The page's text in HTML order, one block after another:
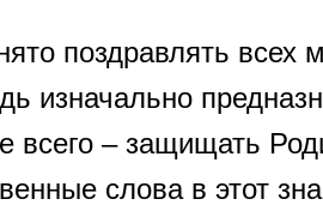
поздравлять всех
изначально
всего – защищать
слова в этот